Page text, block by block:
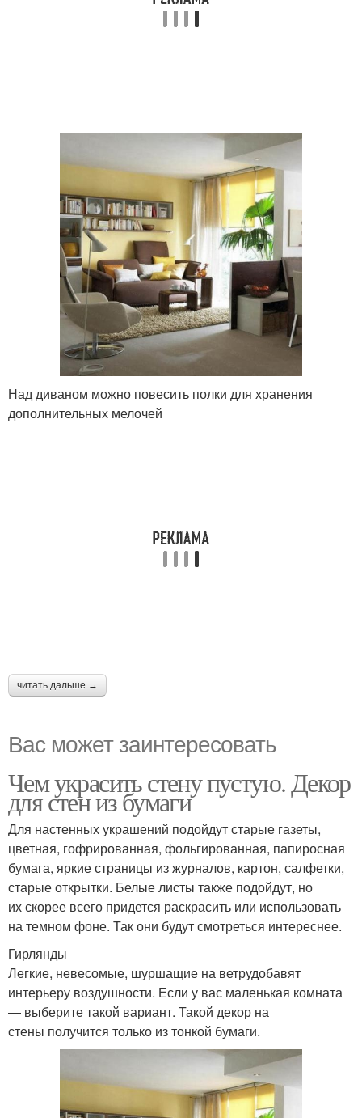
Над диваном можно повесить полки для хранения
дополнительных мелочей
читать дальше →
Вас может заинтересовать
Чем украсить стену пустую. Декор
для стен из бумаги
Для настенных украшений подойдут старые газеты,
цветная, гофрированная, фольгированная, папиросная
бумага, яркие страницы из журналов, картон, салфетки,
старые открытки. Белые листы также подойдут, но
их скорее всего придется раскрасить или использовать
на темном фоне. Так они будут смотреться интереснее.
Гирлянды
Легкие, невесомые, шуршащие на ветрудобавят
интерьеру воздушности. Если у вас маленькая комната
— выберите такой вариант. Такой декор на
стены получится только из тонкой бумаги.